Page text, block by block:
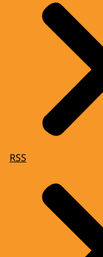
RSS